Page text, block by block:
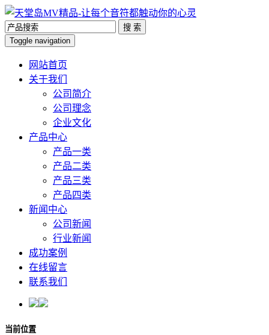
搜 索
Toggle navigation
网站首页
关于我们
公司简介
公司理念
企业文化
产品中心
产品一类
产品二类
产品三类
产品四类
新闻中心
公司新闻
行业新闻
成功案例
在线留言
联系我们
当前位置